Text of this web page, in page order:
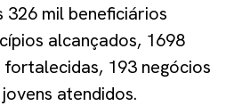
326 mil beneficiários
alcançados, 1698
193 negócios
atendidos.